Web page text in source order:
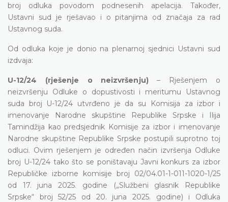
broj odluka povodom podnesenih apelacija. Također,
Ustavni sud je rješavao i o pitanjima od značaja za rad
Ustavnog suda.
Od odluka koje je donio na plenarnoj sjednici Ustavni sud
izdvaja:
U-12/24 (rješenje o neizvršenju)– Rješenjem o
neizvršenju Odluke o dopustivosti i meritumu Ustavnog
suda broj U-12/24 utvrđeno je da su Komisija za izbor i
imenovanje Narodne skupštine Republike Srpske i Ilija
Tamindžija kao predsjednik Komisije za izbor i imenovanje
Narodne skupštine Republike Srpske postupili suprotno toj
odluci. Ovim rješenjem je određen način izvršenja Odluke
broj U-12/24 tako što se poništavaju Javni konkurs za izbor
Republičke izborne komisije broj 02/04.01-1-011-1020-1/25
od 17. juna 2025. godine („Službeni glasnik Republike
Srpske“ broj 52/25 od 20. juna 2025. godine) i Odluka